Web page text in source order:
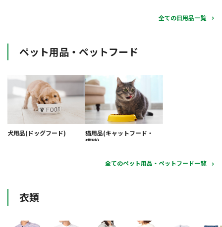
全ての日用品一覧
ペット用品・ペットフード
犬用品(ドッグフード)
猫用品(キャットフード・
猫砂)
全てのペット用品・ペットフード一覧
衣類